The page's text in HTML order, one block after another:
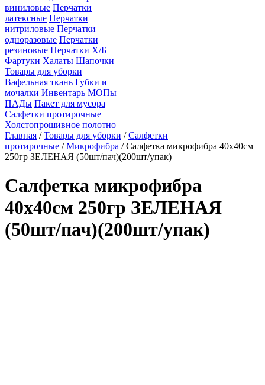
виниловые Перчатки
латексные Перчатки
нитриловые Перчатки
одноразовые Перчатки
резиновые Перчатки Х/Б
Фартуки Халаты Шапочки
Товары для уборки
Вафельная ткань Губки и
мочалки Инвентарь МОПы
ПАДы Пакет для мусора
Салфетки протирочные
Холстопрошивное полотно
Главная /Товары для уборки /Салфетки
протирочные /Микрофибра / Салфетка микрофибра 40х40см
250гр ЗЕЛЕНАЯ (50шт/пач)(200шт/упак)
Салфетка микрофибра
40х40см 250гр ЗЕЛЕНАЯ
(50шт/пач)(200шт/упак)